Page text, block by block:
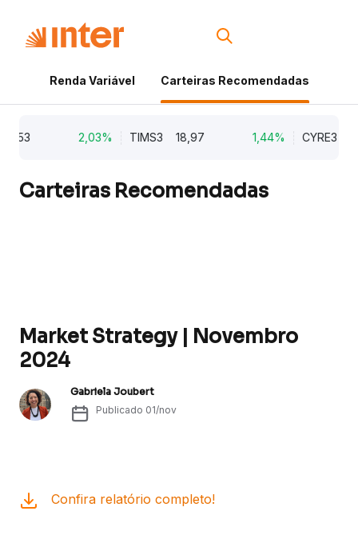
Renda Variável Carteiras Recomendadas
TIMS3 18,97 CYRE3 21,92
Carteiras Recomendadas
Market Strategy | Novembro
2024
Gabriela Joubert
Publicado 01/nov
Confira relatório completo!